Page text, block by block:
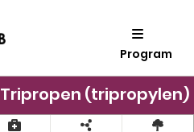
Program
Tripropen (tripropylen)